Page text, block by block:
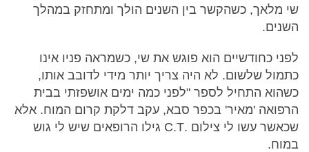
שי מלאך, כשהקשר בין השנים הולך ומתחזק במהלך
השנים.
לפני כחודשיים הוא פוגש את שי, כשמראה פניו אינו
כתמול שלשום. לא היה צריך יותר מידי לדובב אותו,
כשהוא התחיל לספר "לפני כמה ימים אושפזתי בבית
הרפואה 'מאיר' בכפר סבא, עקב דלקת קרום המוח. אלא
שכאשר עשו לי צילום .C.T גילו הרופאים שיש לי גוש
במוח.